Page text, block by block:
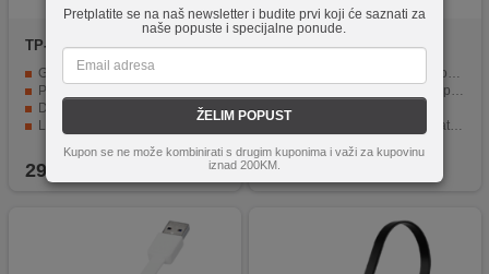
Pretplatite se na naš newsletter i budite prvi koji će saznati za
naše popuste i specijalne ponude.
ŽELIM POPUST
Kupon se ne može kombinirati s drugim kuponima i važi za kupovinu
iznad 200KM.
TP-LINK TG-3468
Gigabit (10/100/1000) brzina prijenosa podataka
PCIe 32-bitni interfejs
Duplex mod za brz prijenos u oba smjera
LAN chipset Realtek RTL8168B
Kompatibilan sa Windows XP, Vista, Win 7.
29,90
TP-LINK UE300C
Gigabitna brzina prenosa podataka
Kompatibilnost s različitim operativnim sustavima
Kompaktan i lagan dizajn
Pouzdanost u prenosu podataka
USB3.0 tipa C ulazna povezivost
45,90